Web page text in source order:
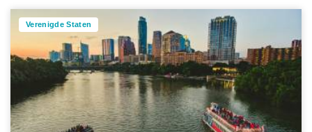
Verenigde Staten